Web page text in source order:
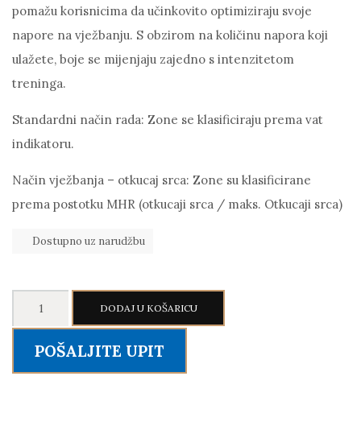
pomažu korisnicima da učinkovito optimiziraju svoje
napore na vježbanju. S obzirom na količinu napora koji
ulažete, boje se mijenjaju zajedno s intenzitetom
treninga.
Standardni način rada: Zone se klasificiraju prema vat
indikatoru.
Način vježbanja – otkucaj srca: Zone su klasificirane
prema postotku MHR (otkucaji srca / maks. Otkucaji srca)
Dostupno uz narudžbu
FITNESS
GC3
DODAJ U KOŠARICU
POŠALJITE UPIT